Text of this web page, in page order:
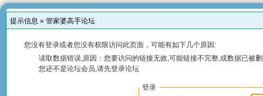
提示信息 » 管家婆高手论坛
您没有登录或者您没有权限访问此页面，可能有如下几个原因:
读取数据错误,原因：您要访问的链接无效,可能链接不完整,或数据已被
您还不是论坛会员,请先登录论坛
登录